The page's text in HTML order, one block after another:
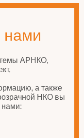
нами
АРНКО,
а также
НКО вы
нами: